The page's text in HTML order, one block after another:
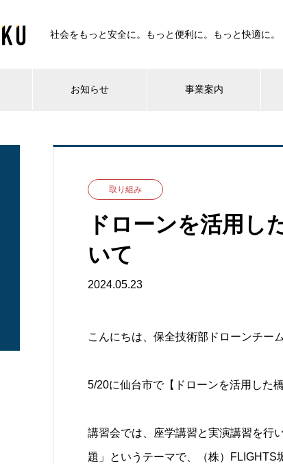
社会をもっと安全に。もっと便利に。もっと快適に。
お知らせ 事業案内
取り組み
ドローンを活用し
いて
2024.05.23
こんにちは、保全技術部ドローンチー
5/20に仙台市で【ドローンを活用した
講習会では、座学講習と実演講習を行
題」というテーマで、（株）FLIGHTS